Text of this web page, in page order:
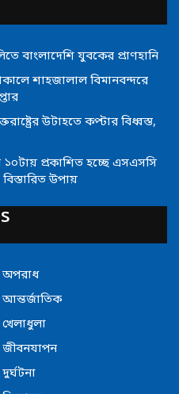
বাংলাদেশি যুবকের প্রাণহানি
শাহজালাল বিমানবন্দরে
উটাহতে কপ্টার বিধ্বস্ত,
প্রকাশিত হচ্ছে এসএসসি
উপায়
অপরাধ
আন্তর্জাতিক
খেলাধুলা
জীবনযাপন
দুর্ঘটনা